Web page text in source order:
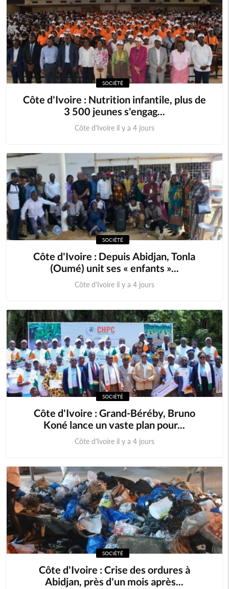
SOCIÉTÉ
Côte d'Ivoire : Nutrition infantile, plus de
3 500 jeunes s'engag...
Côte d'Ivoire il y a 4 jours
SOCIÉTÉ
Côte d'Ivoire : Depuis Abidjan, Tonla
(Oumé) unit ses « enfants »...
Côte d'Ivoire il y a 4 jours
SOCIÉTÉ
Côte d'Ivoire : Grand-Béréby, Bruno
Koné lance un vaste plan pour...
Côte d'Ivoire il y a 4 jours
SOCIÉTÉ
Côte d'Ivoire : Crise des ordures à
Abidjan, près d'un mois après...